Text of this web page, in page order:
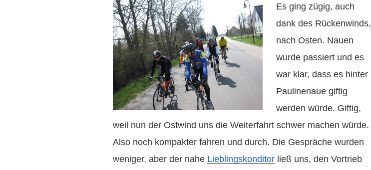
Es ging zügig, auch
dank des Rückenwinds,
nach Osten. Nauen
wurde passiert und es
war klar, dass es hinter
Paulinenaue giftig
werden würde. Giftig,
weil nun der Ostwind uns die Weiterfahrt schwer machen würde.
Also noch kompakter fahren und durch. Die Gespräche wurden
weniger, aber der nahe Lieblingskonditor ließ uns, den Vortrieb